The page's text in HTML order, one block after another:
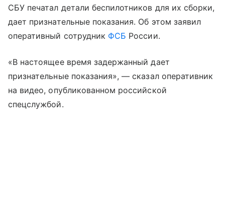
СБУ печатал детали беспилотников для их сборки,
дает признательные показания. Об этом заявил
оперативный сотрудник ФСБ России.
«В настоящее время задержанный дает
признательные показания», — сказал оперативник
на видео, опубликованном российской
спецслужбой.